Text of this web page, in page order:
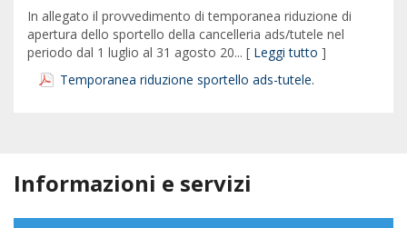
In allegato il provvedimento di temporanea riduzione di
apertura dello sportello della cancelleria ads/tutele nel
periodo dal 1 luglio al 31 agosto 20... [ Leggi tutto ]
Temporanea riduzione sportello ads-tutele.
Informazioni e servizi